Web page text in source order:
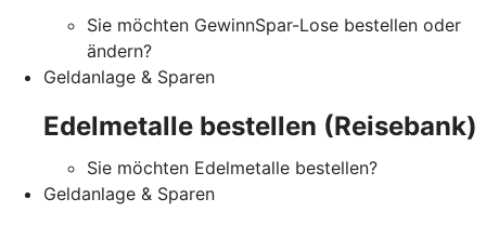
Sie möchten GewinnSpar-Lose bestellen oder
ändern?
Geldanlage & Sparen
Edelmetalle bestellen (Reisebank)
Sie möchten Edelmetalle bestellen?
Geldanlage & Sparen